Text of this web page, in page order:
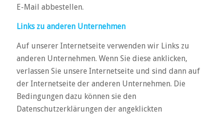
E-Mail abbe­stellen.
Links zu anderen Unternehmen
Auf unserer Internetseite verwenden wir Links zu
anderen Unternehmen. Wenn Sie diese anklicken,
verlassen Sie unsere Internetseite und sind dann auf
der Internetseite der anderen Unternehmen. Die
Bedingungen dazu können sie den
Datenschutzerklärungen der angeklickten